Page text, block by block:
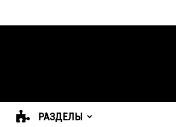
РАЗДЕЛЫ